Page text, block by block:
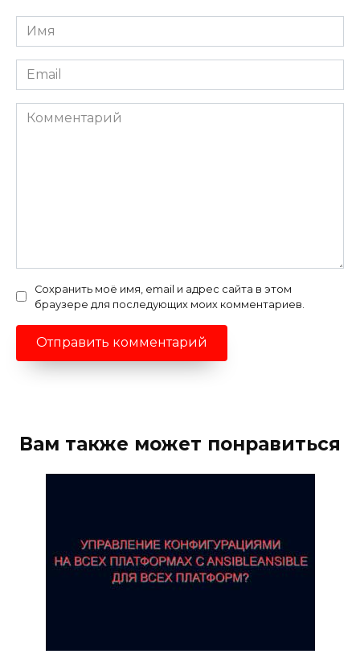
Имя
*
Email
*
Комментарий
Сохранить моё имя, email и адрес сайта в этом
браузере для последующих моих комментариев.
Вам также может понравиться